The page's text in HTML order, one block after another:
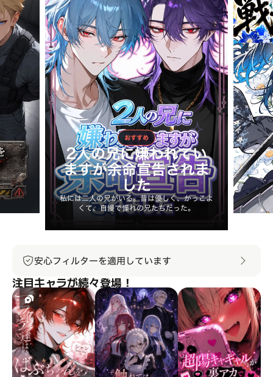
おすすめ
2人の兄に嫌われてい
ますが余命宣告されま
した
私には二人の兄がいる。昔は優しく、かっこよ
くて、自慢で憧れの兄たちだった。
安心フィルターを適用しています
注目キャラが続々登場！